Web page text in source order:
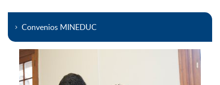
Convenios MINEDUC